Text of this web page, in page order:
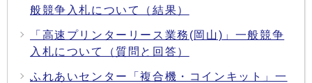
般競争入札について（結果）
「高速プリンターリース業務(岡山)」一般競争
入札について（質問と回答）
ふれあいセンター「複合機・コインキット」一